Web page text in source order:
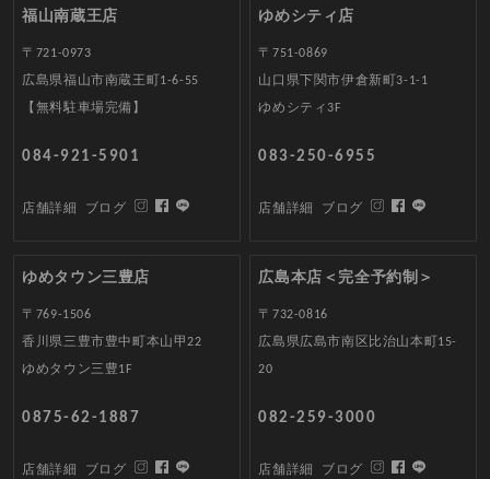
福山南蔵王店
〒721-0973
広島県福山市南蔵王町1-6-55
【無料駐車場完備】
084-921-5901
店舗詳細 ブログ
ゆめシティ店
〒751-0869
山口県下関市伊倉新町3-1-1
ゆめシティ3F
083-250-6955
店舗詳細 ブログ
ゆめタウン三豊店
〒769-1506
香川県三豊市豊中町本山甲22
ゆめタウン三豊1F
0875-62-1887
店舗詳細 ブログ
広島本店＜完全予約制＞
〒732-0816
広島県広島市南区比治山本町15-
20
082-259-3000
店舗詳細 ブログ